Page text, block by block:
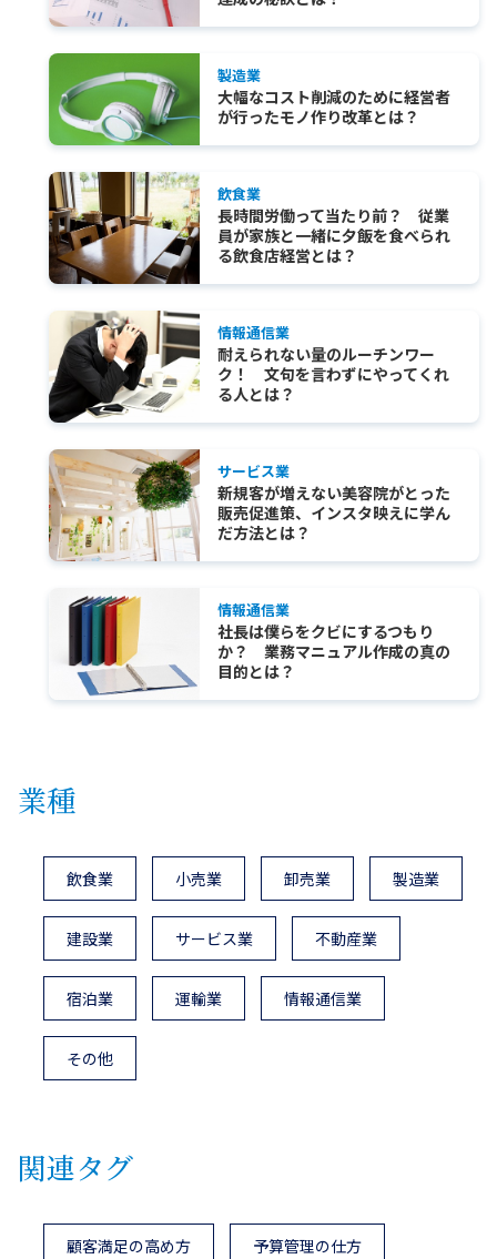
製造業
大幅なコスト削減のために経営者
が行ったモノ作り改革とは？
飲食業
長時間労働って当たり前？ 従業
員が家族と一緒に夕飯を食べられ
る飲食店経営とは？
情報通信業
耐えられない量のルーチンワー
ク！ 文句を言わずにやってくれ
る人とは？
サービス業
新規客が増えない美容院がとった
販売促進策、インスタ映えに学ん
だ方法とは？
情報通信業
社長は僕らをクビにするつもり
か？ 業務マニュアル作成の真の
目的とは？
業種
飲食業 小売業 卸売業 製造業
建設業 サービス業 不動産業
宿泊業 運輸業 情報通信業
その他
関連タグ
顧客満足の高め方 予算管理の仕方